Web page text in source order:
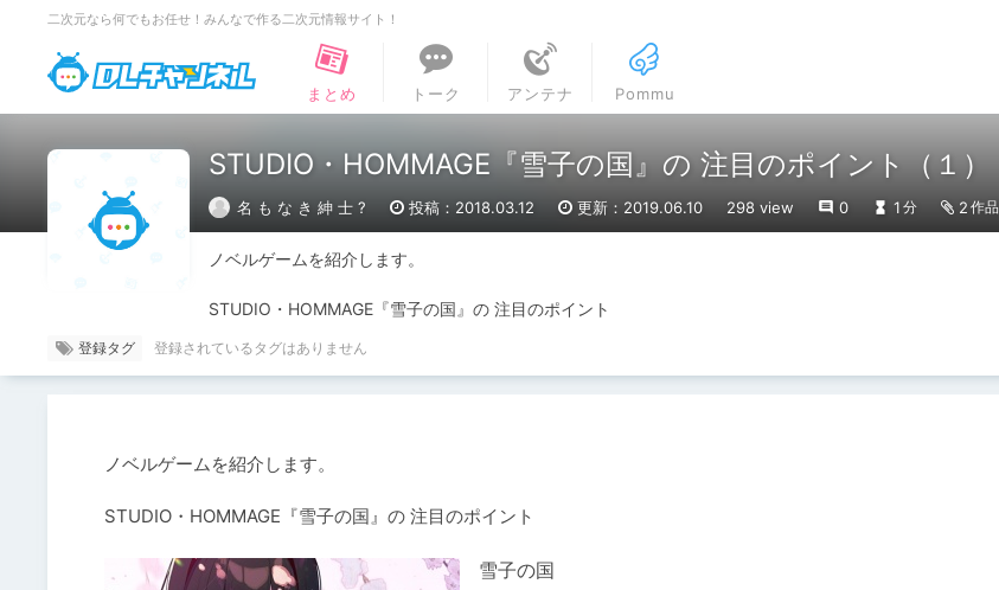
二次元なら何でもお任せ！みんなで作る二次元情報サイト！
DLチャンネル
まとめ
トーク アンテナ Pommu
STUDIO・HOMMAGE『雪子の国』の 注目のポイント（１）
名 も な き 紳 士 ? 投稿：2018.03.12 更新：2019.06.10 298 view 0 1 分 2 作品
ノベルゲームを紹介します。
STUDIO・HOMMAGE『雪子の国』の 注目のポイント
登録タグ
ノベルゲームを紹介します。
STUDIO・HOMMAGE『雪子の国』の 注目のポイント
雪子の国